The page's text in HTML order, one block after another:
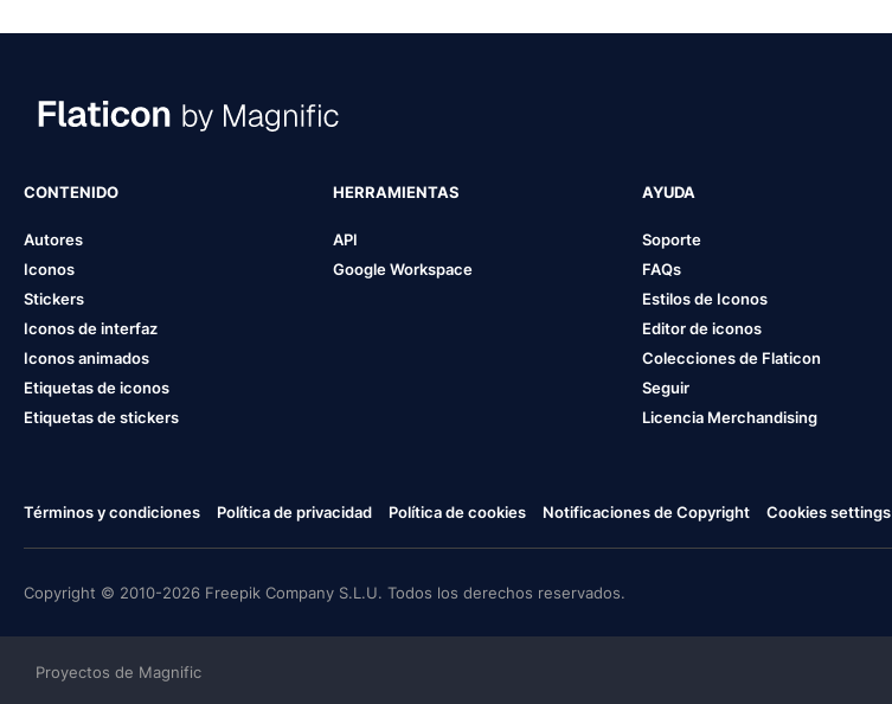
CONTENIDO
Autores
Iconos
Stickers
Iconos de interfaz
Iconos animados
Etiquetas de iconos
Etiquetas de stickers
HERRAMIENTAS
API
Google Workspace
AYUDA
Soporte
FAQs
Estilos de Iconos
Editor de iconos
Colecciones de Flaticon
Seguir
Licencia Merchandising
Términos y condiciones Política de privacidad Política de cookies Notificaciones de Copyright Cookies settings
Copyright © 2010-2026 Freepik Company S.L.U. Todos los derechos reservados.
Proyectos de Magnific